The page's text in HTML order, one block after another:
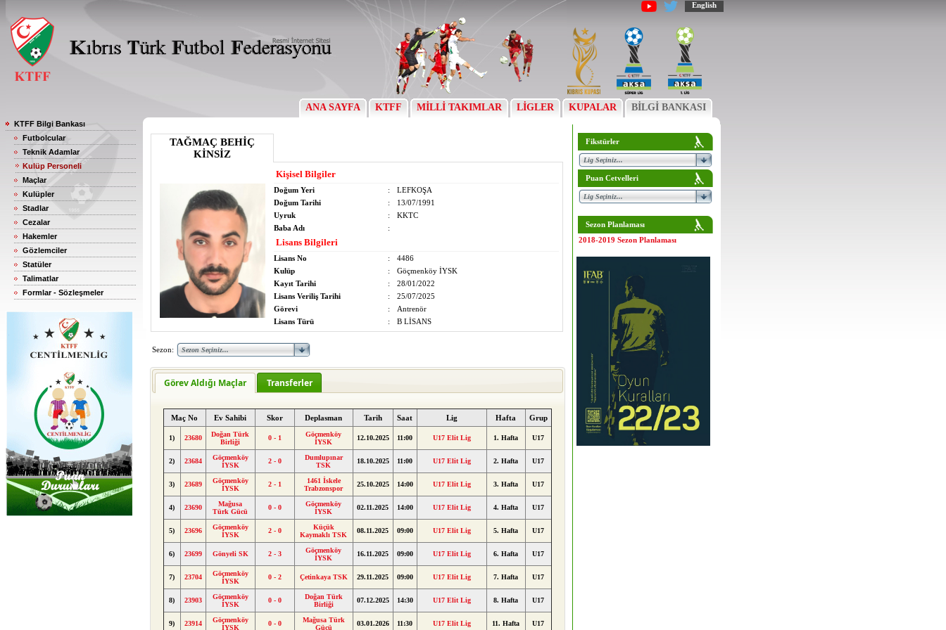
English
ANA SAYFA KTFF MİLLİ TAKIMLAR LİGLER KUPALAR BİLGİ BANKASI
KTFF Bilgi Bankası
Futbolcular
Teknik Adamlar
Kulüp Personeli
Maçlar
Kulüpler
Stadlar
Cezalar
Hakemler
Gözlemciler
Statüler
Talimatlar
Formlar - Sözleşmeler
TAĞMAÇ BEHİÇ
KİNSİZ
Kişisel Bilgiler
Doğum Yeri :
LEFKOŞA
Doğum Tarihi
:
13/07/1991
Uyruk
:
KKTC
Baba Adı
:
Lisans Bilgileri
Lisans No :
4486
Kulüp
:
Göçmenköy İYSK
Kayıt Tarihi
:
28/01/2022
Lisans Veriliş Tarihi
:
25/07/2025
Görevi
:
Antrenör
Lisans Türü
: B LİSANS
Sezon:
Görev Aldığı Maçlar Transferler
Maç No Ev Sahibi Skor Deplasman Tarih Saat Lig Hafta Grup
1) 23680
Doğan Türk
Birliği
0 - 1
Göçmenköy
İYSK
12.10.2025 11:00 U17 Elit Lig 1. Hafta U17
2) 23684
Göçmenköy
İYSK
2 - 0
Dumlupınar
TSK
18.10.2025 11:00 U17 Elit Lig 2. Hafta U17
3) 23689
Göçmenköy
İYSK
2 - 1
1461 İskele
Trabzonspor
25.10.2025 14:00 U17 Elit Lig 3. Hafta U17
4) 23690
Mağusa
Türk Gücü
0 - 0
Göçmenköy
İYSK
02.11.2025 14:00 U17 Elit Lig 4. Hafta U17
5) 23696
Göçmenköy
İYSK
2 - 0
Küçük
Kaymaklı TSK
08.11.2025 09:00 U17 Elit Lig 5. Hafta U17
6) 23699 Gönyeli SK 2 - 3
Göçmenköy
İYSK
16.11.2025 09:00 U17 Elit Lig 6. Hafta U17
7) 23704
Göçmenköy
İYSK
0 - 2 Çetinkaya TSK 29.11.2025 09:00 U17 Elit Lig 7. Hafta U17
8) 23903
Göçmenköy
İYSK
0 - 0
Doğan Türk
Birliği
07.12.2025 14:30 U17 Elit Lig 8. Hafta U17
9) 23914
Göçmenköy
İYSK
0 - 0
Mağusa Türk
Gücü
03.01.2026 11:30 U17 Elit Lig 11. Hafta U17
Fikstürler
Puan Cetvelleri
Sezon Planlaması
2018-2019 Sezon Planlaması